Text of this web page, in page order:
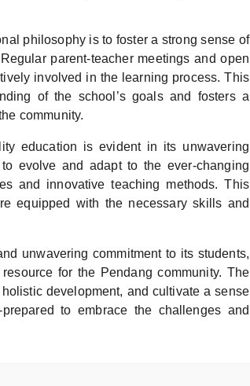
philosophy is to foster a strong sense of
parent-teacher meetings and open
involved in the learning process. This
of the school’s goals and fosters a
community.
education is evident in its unwavering
evolve and adapt to the ever-changing
and innovative teaching methods. This
equipped with the necessary skills and
unwavering commitment to its students,
for the Pendang community. The
development, and cultivate a sense
to embrace the challenges and